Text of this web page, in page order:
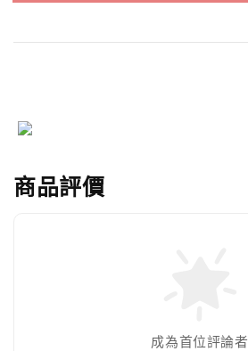
商品評價
成為首位評論者